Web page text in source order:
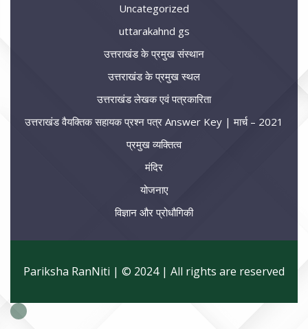
Uncategorized
uttarakahnd gs
उत्तराखंड के प्रमुख संस्थान
उत्तराखंड के प्रमुख स्थल
उत्तराखंड लेखक एवं पत्रकारिता
उत्तराखंड वैयक्तिक सहायक प्रश्न पत्र Answer Key | मार्च – 2021
प्रमुख व्यक्तित्व
मंदिर
योजनाए
विज्ञान और प्रोधौगिकी
Pariksha RanNiti | © 2024 | All rights are reserved